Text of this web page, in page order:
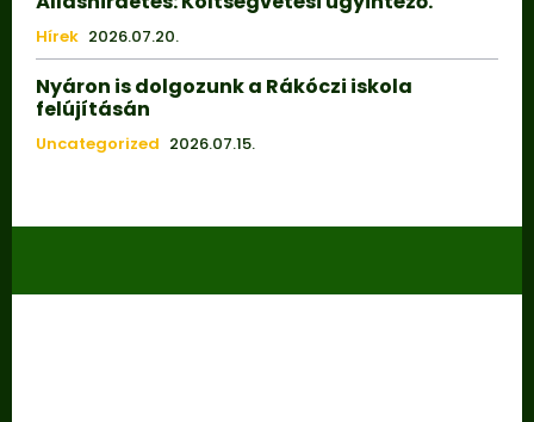
Hírek 2026.07.20.
Nyáron is dolgozunk a Rákóczi iskola
felújításán
Uncategorized 2026.07.15.